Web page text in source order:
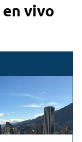
vivo